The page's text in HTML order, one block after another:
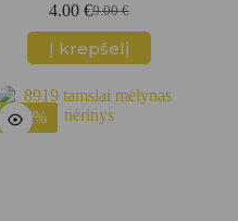
9.00€
Original
price
was:
4.00 €Current
price
is:
Į krepšelį
-47%